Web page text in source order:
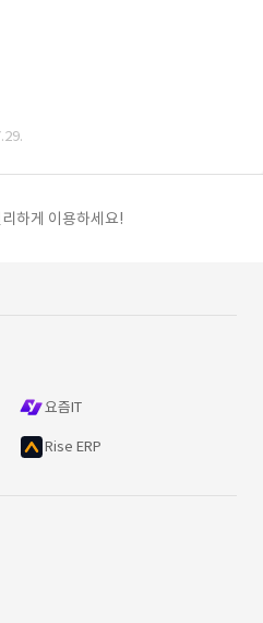
하게 이용하세요!
요즘IT
Rise ERP